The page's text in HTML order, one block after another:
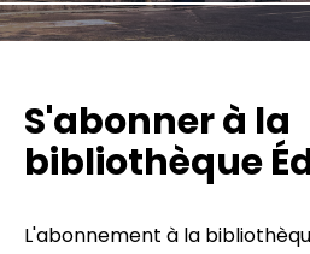
S'abonner à la
bibliothèque
L'abonnement à la